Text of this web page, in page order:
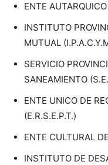
ENTE
INSTITUTO
MUTUAL
SERVICIO
SANEAMIENTO
ENTE UNICO DE
(E.R.S.E.P.T.)
ENTE CULTURAL
INSTITUTO DE